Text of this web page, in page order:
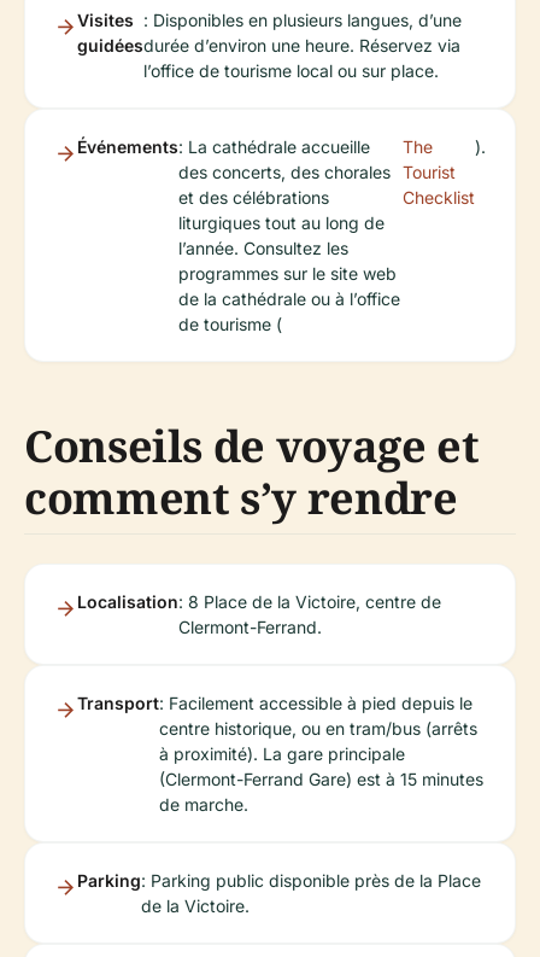
Visites
guidées
: Disponibles en plusieurs langues, d’une
durée d’environ une heure. Réservez via
l’office de tourisme local ou sur place.
Événements: La cathédrale accueille
des concerts, des chorales
et des célébrations
liturgiques tout au long de
l’année. Consultez les
programmes sur le site web
de la cathédrale ou à l’office
de tourisme (
The
Tourist
Checklist
).
Conseils de voyage et
comment s’y rendre
Localisation: 8 Place de la Victoire, centre de
Clermont-Ferrand.
Transport: Facilement accessible à pied depuis le
centre historique, ou en tram/bus (arrêts
à proximité). La gare principale
(Clermont-Ferrand Gare) est à 15 minutes
de marche.
Parking: Parking public disponible près de la Place
de la Victoire.